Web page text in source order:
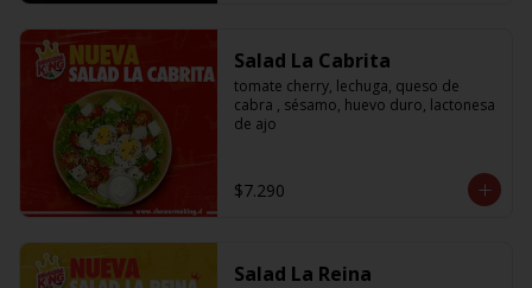
Salad La Cabrita
tomate cherry, lechuga, queso de
cabra , sésamo, huevo duro, lactonesa
de ajo
$7.290
Salad La Reina